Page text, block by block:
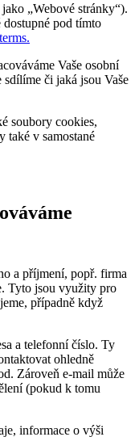
„Webové stránky“).
pod tímto
Vaše osobní
či jaká jsou Vaše
soubory cookies,
také v samostané
a příjmení, popř. firma
Tyto jsou využity pro
případně když
a telefonní číslo. Ty
ohledně
Zároveň e-mail může
(pokud k tomu
informace o výši